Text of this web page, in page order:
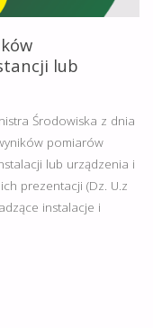
lub
Środowiska z dnia
pomiarów
lub urządzenia i
prezentacji (Dz. U.z
instalacje i